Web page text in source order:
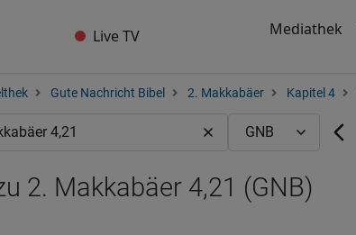
Live TV Mediathek
Gute Nachricht Bibel 2. Makkabäer Kapitel 4
2. Makkabäer 4,21 (GNB)